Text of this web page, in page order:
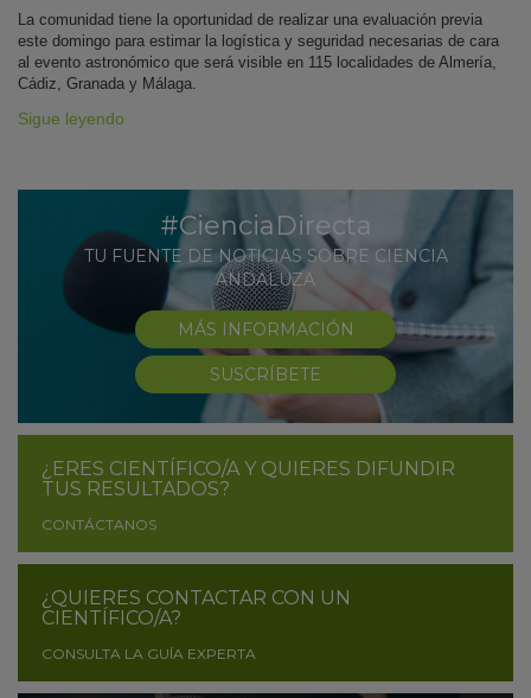
La comunidad tiene la oportunidad de realizar una evaluación previa
este domingo para estimar la logística y seguridad necesarias de cara
al evento astronómico que será visible en 115 localidades de Almería,
Cádiz, Granada y Málaga.
Sigue leyendo
#CienciaDirecta
TU FUENTE DE NOTICIAS SOBRE CIENCIA
ANDALUZA
MÁS INFORMACIÓN
SUSCRÍBETE
¿ERES CIENTÍFICO/A Y QUIERES DIFUNDIR
TUS RESULTADOS?
CONTÁCTANOS
¿QUIERES CONTACTAR CON UN
CIENTÍFICO/A?
CONSULTA LA GUÍA EXPERTA